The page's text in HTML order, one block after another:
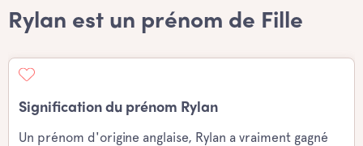
Rylan est un prénom de Fille
Signification du prénom Rylan
Un prénom d'origine anglaise, Rylan a vraiment gagné